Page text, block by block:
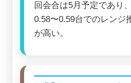
回会合は5月予定であり
0.58〜0.59台でのレンジ
が高い。